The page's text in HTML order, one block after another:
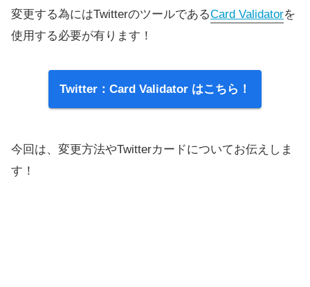
変更する為にはTwitterのツールであるCard Validatorを
使用する必要が有ります！
Twitter：Card Validator はこちら！
今回は、変更方法やTwitterカードについてお伝えしま
す！